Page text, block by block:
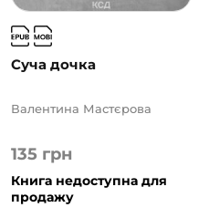
Суча дочка
135 грн
Валентина Мастєрова
Книга недоступна для
продажу